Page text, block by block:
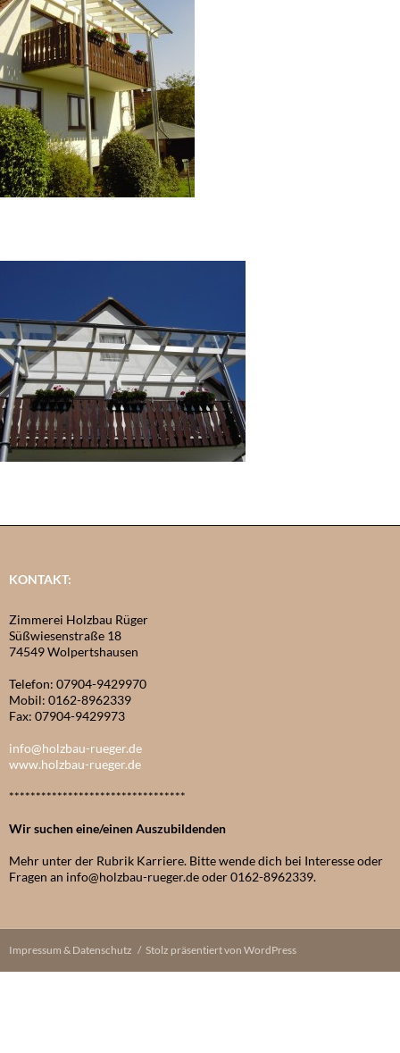
KONTAKT:
Zimmerei Holzbau Rüger
Süßwiesenstraße 18
74549 Wolpertshausen
Telefon: 07904-9429970
Mobil: 0162-8962339
Fax: 07904-9429973
info@holzbau-rueger.de
www.holzbau-rueger.de
*********************************
Wir suchen eine/einen Auszubildenden
Mehr unter der Rubrik Karriere. Bitte wende dich bei Interesse oder
Fragen an info@holzbau-rueger.de oder 0162-8962339.
Impressum & Datenschutz Stolz präsentiert von WordPress